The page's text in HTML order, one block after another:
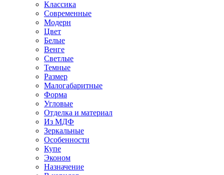
Классика
Современные
Модерн
Цвет
Белые
Венге
Светлые
Темные
Размер
Малогабаритные
Форма
Угловые
Отделка и материал
Из МДФ
Зеркальные
Особенности
Купе
Эконом
Назначение